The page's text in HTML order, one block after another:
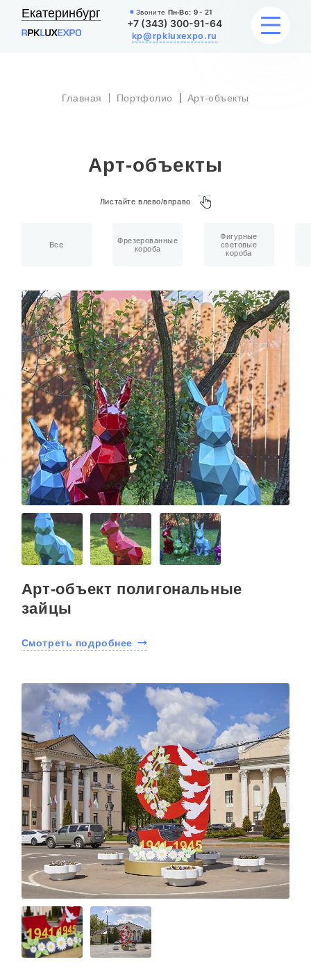
Екатеринбург Звоните Пн-Вс: 9 - 21
+7 (343) 300-91-64
kp@rpkluxexpo.ru
О КОМПАНИИ
Главная Портфолио Арт-объекты
Арт-объекты
Листайте влево/вправо
Все
Фрезерованные
короба
Фигурные
световые
короба
Арт-объект полигональные
зайцы
Смотреть подробнее